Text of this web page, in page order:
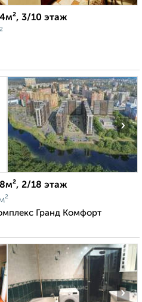
3/10 этаж
›
2/18 этаж
Гранд Комфорт
›